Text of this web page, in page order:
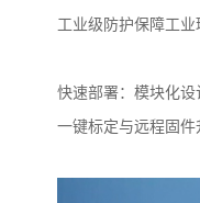
工业级防护保障工业
快速部署：模块化
一键标定与远程固件